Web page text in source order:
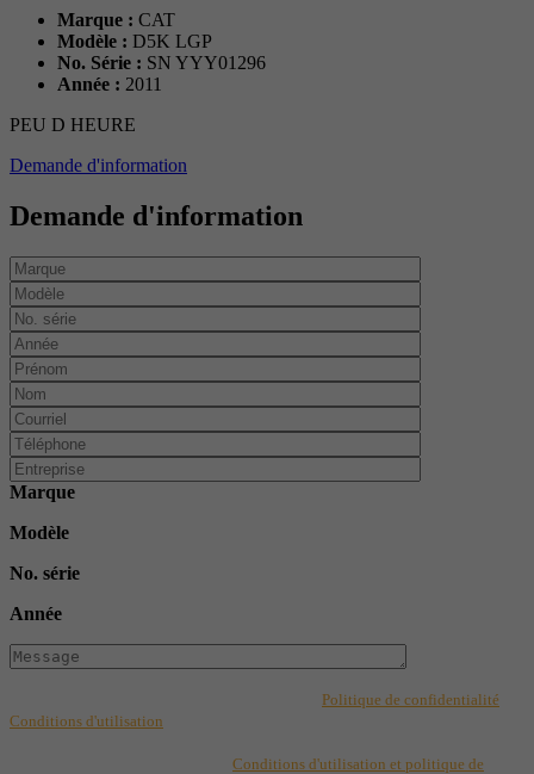
Marque : CAT
Modèle : D5K LGP
No. Série : SN YYY01296
Année : 2011
PEU D HEURE
Demande d'information
Demande d'information
Marque
Modèle
No. série
Année
Politique de confidentialité
Conditions d'utilisation
Conditions d'utilisation et politique de